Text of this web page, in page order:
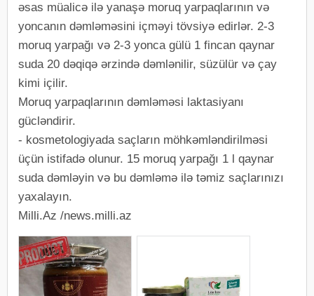
əsas müalicə ilə yanaşə moruq yarpaqlarının və
yoncanın dəmləməsini içməyi tövsiyə edirlər. 2-3
moruq yarpağı və 2-3 yonca gülü 1 fincan qaynar
suda 20 dəqiqə ərzində dəmlənilir, süzülür və çay
kimi içilir.
Moruq yarpaqlarının dəmləməsi laktasiyanı
gücləndirir.
- kosmetologiyada saçların möhkəmləndirilməsi
üçün istifadə olunur. 15 moruq yarpağı 1 l qaynar
suda dəmləyin və bu dəmləmə ilə təmiz saçlarınızı
yaxalayın.
Milli.Az /news.milli.az